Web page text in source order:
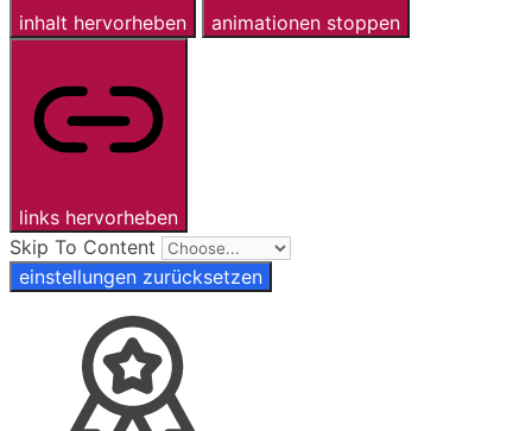
inhalt hervorheben animationen stoppen
links hervorheben
Skip To Content
einstellungen zurücksetzen